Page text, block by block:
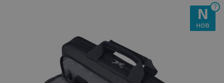
?
N
нов